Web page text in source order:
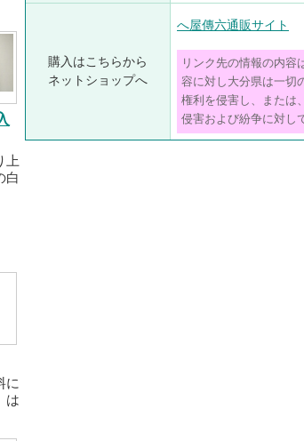
上
白
に
は
購入はこちらから
ネットショップへ
へ屋傳六通販サイト
リンク先の情報の内容
容に対し大分県は一切
権利を侵害し、または
侵害および紛争に対し